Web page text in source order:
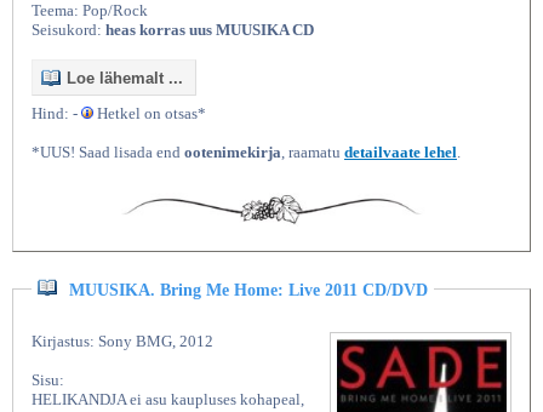
Teema: Pop/Rock
Seisukord: heas korras uus MUUSIKA CD
Loe lähemalt ...
Hind: -
Hetkel on otsas*
*UUS! Saad lisada end ootenimekirja, raamatu detailvaate lehel.
MUUSIKA. Bring Me Home: Live 2011 CD/DVD
Kirjastus: Sony BMG, 2012
Sisu:
HELIKANDJA ei asu kaupluses kohapeal,